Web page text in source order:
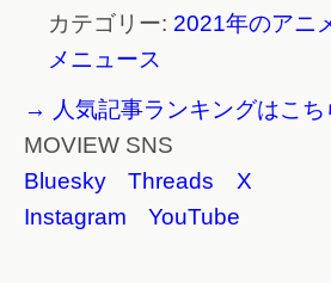
カテゴリー: 2021年のアニ
メニュース
→ 人気記事ランキングはこち
MOVIEW SNS
Bluesky
Threads
X
Instagram
YouTube